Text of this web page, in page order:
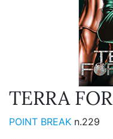
TERRA
POINT BREAK n.229